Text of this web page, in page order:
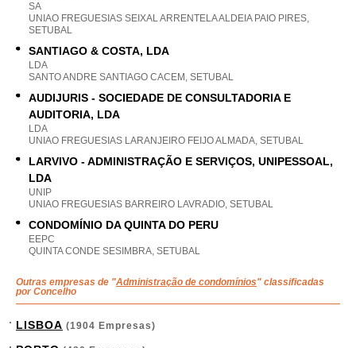
SA
UNIAO FREGUESIAS SEIXAL ARRENTELA ALDEIA PAIO PIRES,
SETUBAL
SANTIAGO & COSTA, LDA
LDA
SANTO ANDRE SANTIAGO CACEM, SETUBAL
AUDIJURIS - SOCIEDADE DE CONSULTADORIA E
AUDITORIA, LDA
LDA
UNIAO FREGUESIAS LARANJEIRO FEIJO ALMADA, SETUBAL
LARVIVO - ADMINISTRAÇÃO E SERVIÇOS, UNIPESSOAL,
LDA
UNIP
UNIAO FREGUESIAS BARREIRO LAVRADIO, SETUBAL
CONDOMÍNIO DA QUINTA DO PERU
EEPC
QUINTA CONDE SESIMBRA, SETUBAL
Outras empresas de "Administração de condomínios" classificadas
por Concelho
LISBOA (1904 Empresas)